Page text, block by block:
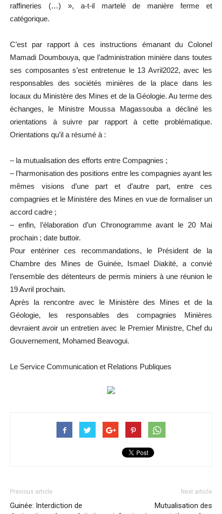
raffineries (…) », a-t-il martelé de manière ferme et
catégorique.
C’est par rapport à ces instructions émanant du Colonel
Mamadi Doumbouya, que l’administration minière dans toutes
ses composantes s’est entretenue le 13 Avril2022, avec les
responsables des sociétés minières de la place dans les
locaux du Ministère des Mines et de la Géologie. Au terme des
échanges, le Ministre Moussa Magassouba a décliné les
orientations à suivre par rapport à cette problématique.
Orientations qu’il a résumé à :
– la mutualisation des efforts entre Compagnies ;
– l’harmonisation des positions entre les compagnies ayant les
mêmes visions d’une part et d’autre part, entre ces
compagnies et le Ministère des Mines en vue de formaliser un
accord cadre ;
– enfin, l’élaboration d’un Chronogramme avant le 20 Mai
prochain ; date buttoir.
Pour entériner ces recommandations, le Président de la
Chambre des Mines de Guinée, Ismael Diakité, a convié
l’ensemble des détenteurs de permis miniers à une réunion le
19 Avril prochain.
Après la rencontre avec le Ministère des Mines et de la
Géologie, les responsables des compagnies Minières
devraient avoir un entretien avec le Premier Ministre, Chef du
Gouvernement, Mohamed Beavogui.
Le Service Communication et Relations Publiques
Previous article
Guinée: Interdiction de
Next article
Mutualisation des